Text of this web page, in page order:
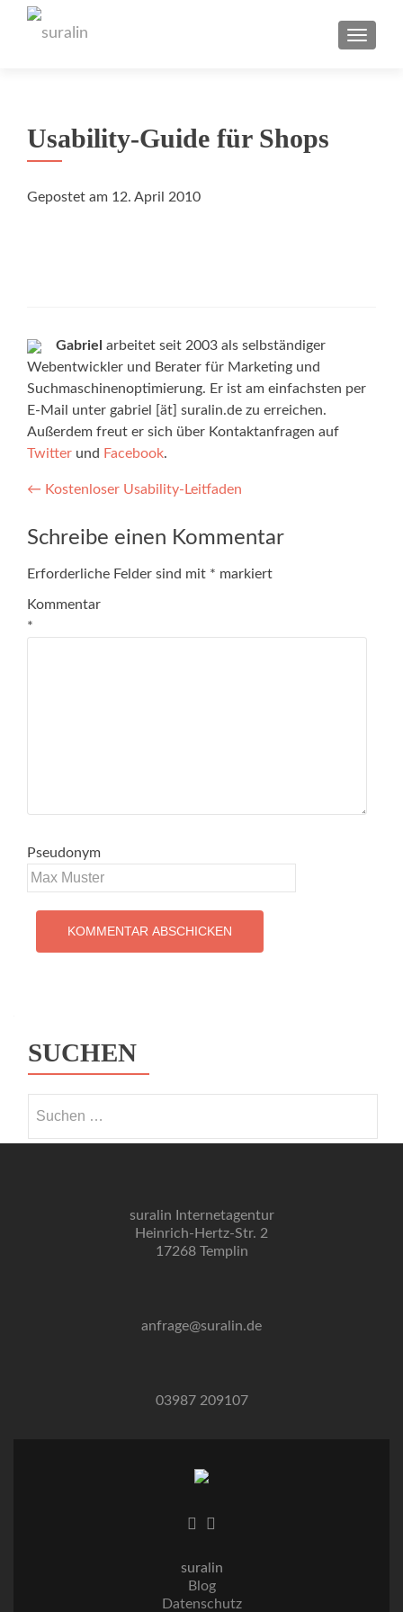
Usability-Guide für Shops
Gepostet am 12. April 2010
Gabriel arbeitet seit 2003 als selbständiger
Webentwickler und Berater für Marketing und
Suchmaschinenoptimierung. Er ist am einfachsten per
E-Mail unter gabriel [ät] suralin.de zu erreichen.
Außerdem freut er sich über Kontaktanfragen auf
Twitter und Facebook.
Post navigation
← Kostenloser Usability-Leitfaden
Schreibe einen Kommentar
Erforderliche Felder sind mit * markiert
Kommentar
*
Pseudonym
SUCHEN
suralin Internetagentur
Heinrich-Hertz-Str. 2
17268 Templin
anfrage@suralin.de
03987 209107
suralin
Blog
Datenschutz